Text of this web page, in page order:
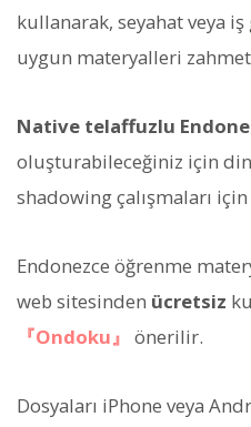
kullanarak, seyahat veya
uygun materyalleri
Native telaffuzlu
oluşturabileceğiniz için
shadowing çalışmaları
Endonezce öğrenme
web sitesinden ücretsiz
『Ondoku』 önerilir.
Dosyaları iPhone veya